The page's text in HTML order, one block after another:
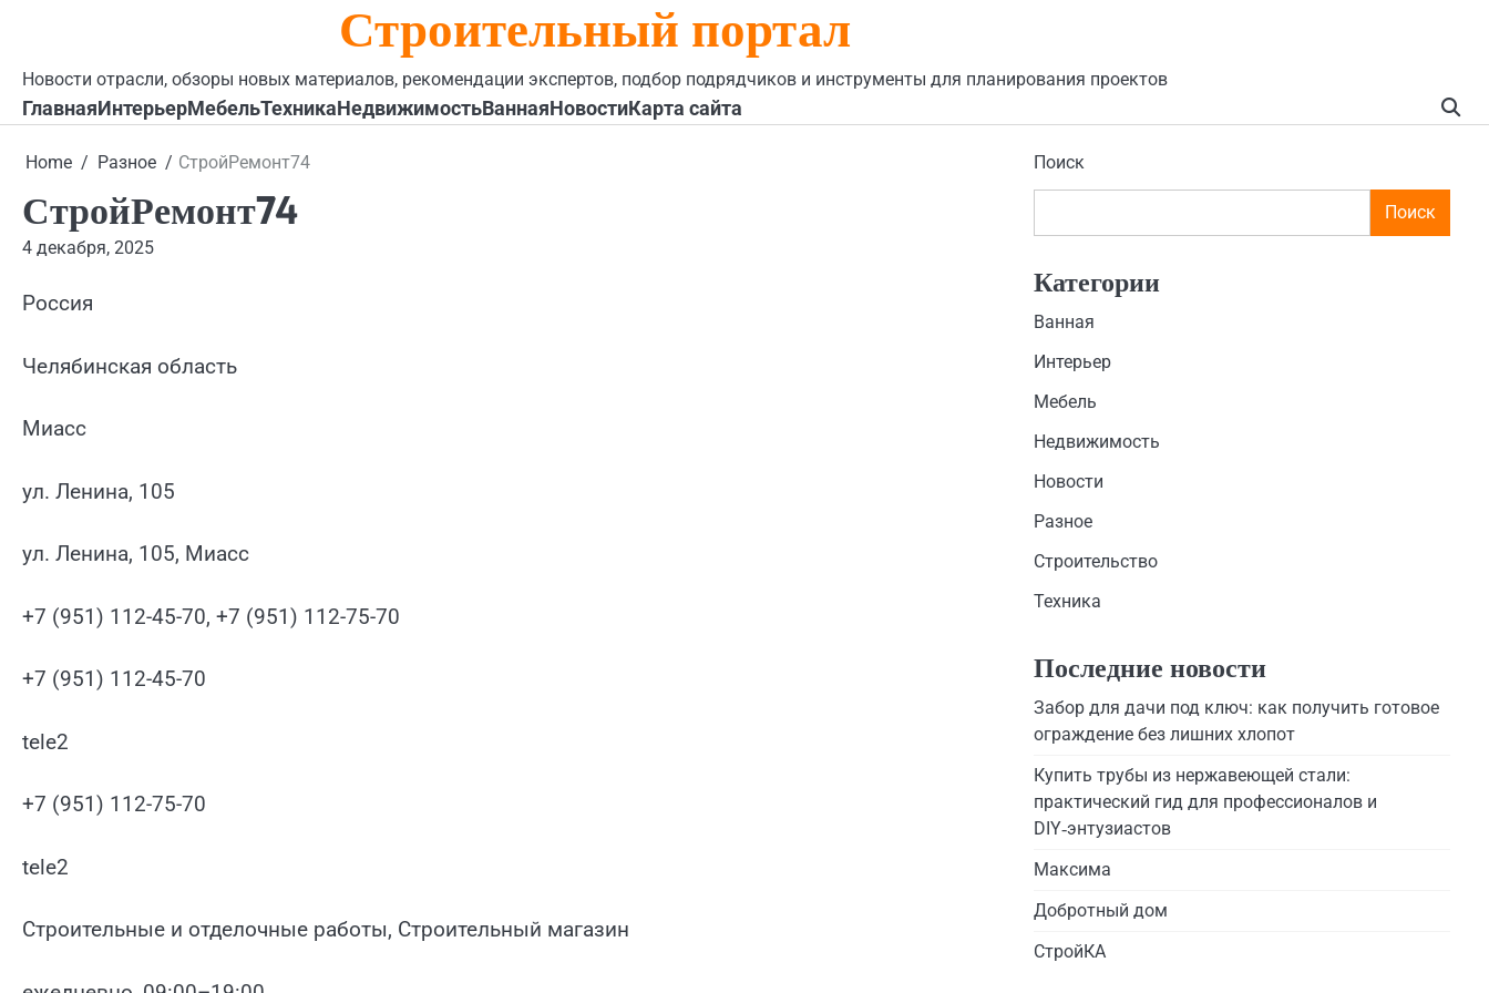
Строительный портал
Новости отрасли, обзоры новых материалов, рекомендации экспертов, подбор подрядчиков и инструменты для планирования проектов
ГлавнаяИнтерьерМебельТехникаНедвижимостьВаннаяНовостиКарта сайта
Home Разное СтройРемонт74
СтройРемонт74
4 декабря, 2025
Россия
Челябинская область
Миасс
ул. Ленина, 105
ул. Ленина, 105, Миасс
+7 (951) 112-45-70, +7 (951) 112-75-70
+7 (951) 112-45-70
tele2
+7 (951) 112-75-70
tele2
Строительные и отделочные работы, Строительный магазин
Поиск
Поиск
Категории
Ванная
Интерьер
Мебель
Недвижимость
Новости
Разное
Строительство
Техника
Последние новости
Забор для дачи под ключ: как получить готовое
ограждение без лишних хлопот
Купить трубы из нержавеющей стали:
практический гид для профессионалов и
DIY‑энтузиастов
Максима
Добротный дом
СтройКА